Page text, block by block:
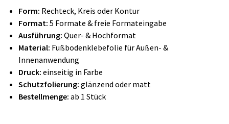
Form: Rechteck, Kreis oder Kontur
Format: 5 Formate & freie Formateingabe
Ausführung: Quer- & Hochformat
Material: Fußbodenklebefolie für Außen- &
Innenanwendung
Druck: einseitig in Farbe
Schutzfolierung: glänzend oder matt
Bestellmenge: ab 1 Stück